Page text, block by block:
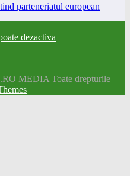
parteneriatul european
dezactiva
MEDIA Toate drepturile